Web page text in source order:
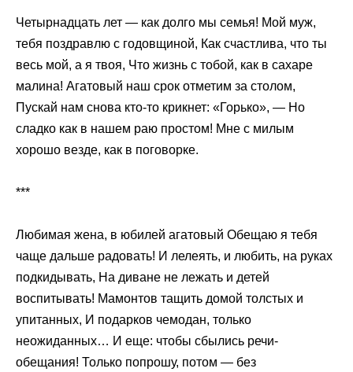
Четырнадцать лет — как долго мы семья! Мой муж,
тебя поздравлю с годовщиной, Как счастлива, что ты
весь мой, а я твоя, Что жизнь с тобой, как в сахаре
малина! Агатовый наш срок отметим за столом,
Пускай нам снова кто-то крикнет: «Горько», — Но
сладко как в нашем раю простом! Мне с милым
хорошо везде, как в поговорке.
***
Любимая жена, в юбилей агатовый Обещаю я тебя
чаще дальше радовать! И лелеять, и любить, на руках
подкидывать, На диване не лежать и детей
воспитывать! Мамонтов тащить домой толстых и
упитанных, И подарков чемодан, только
неожиданных… И еще: чтобы сбылись речи-
обещания! Только попрошу, потом — без